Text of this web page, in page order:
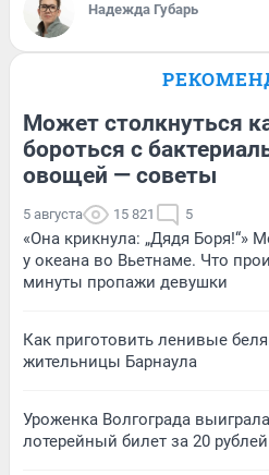
Надежда Губарь
Может столкнуться
бороться с
овощей — советы
5 августа 15 821 5
«Она крикнула: „Дядя Боря!“»
у океана во Вьетнаме. Что
минуты пропажи девушки
Как приготовить ленивые
жительницы Барнаула
Уроженка Волгограда
лотерейный билет за 20 рублей